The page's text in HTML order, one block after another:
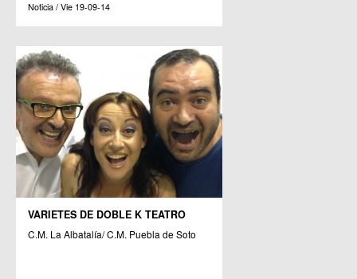
Noticia / Vie 19-09-14
VARIETES DE DOBLE K TEATRO
C.M. La Albatalía/ C.M. Puebla de Soto